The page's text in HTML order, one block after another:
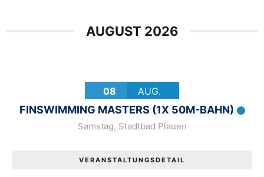
AUGUST 2026
08 AUG.
FINSWIMMING MASTERS (1X 50M-BAHN)
Samstag, Stadtbad Plauen
VERANSTALTUNGSDETAIL